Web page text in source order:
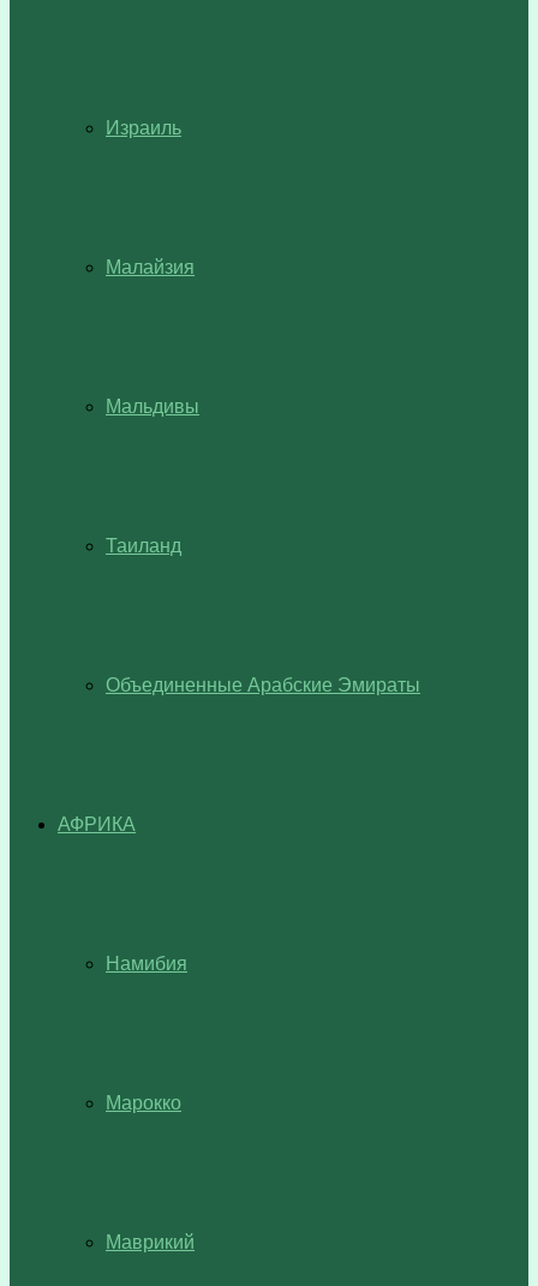
Израиль
Малайзия
Мальдивы
Таиланд
Объединенные Арабские Эмираты
АФРИКА
Намибия
Марокко
Маврикий